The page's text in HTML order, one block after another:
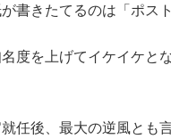
書きたてるのは「ポス
度を上げてイケイケと
就任後、最大の逆風と